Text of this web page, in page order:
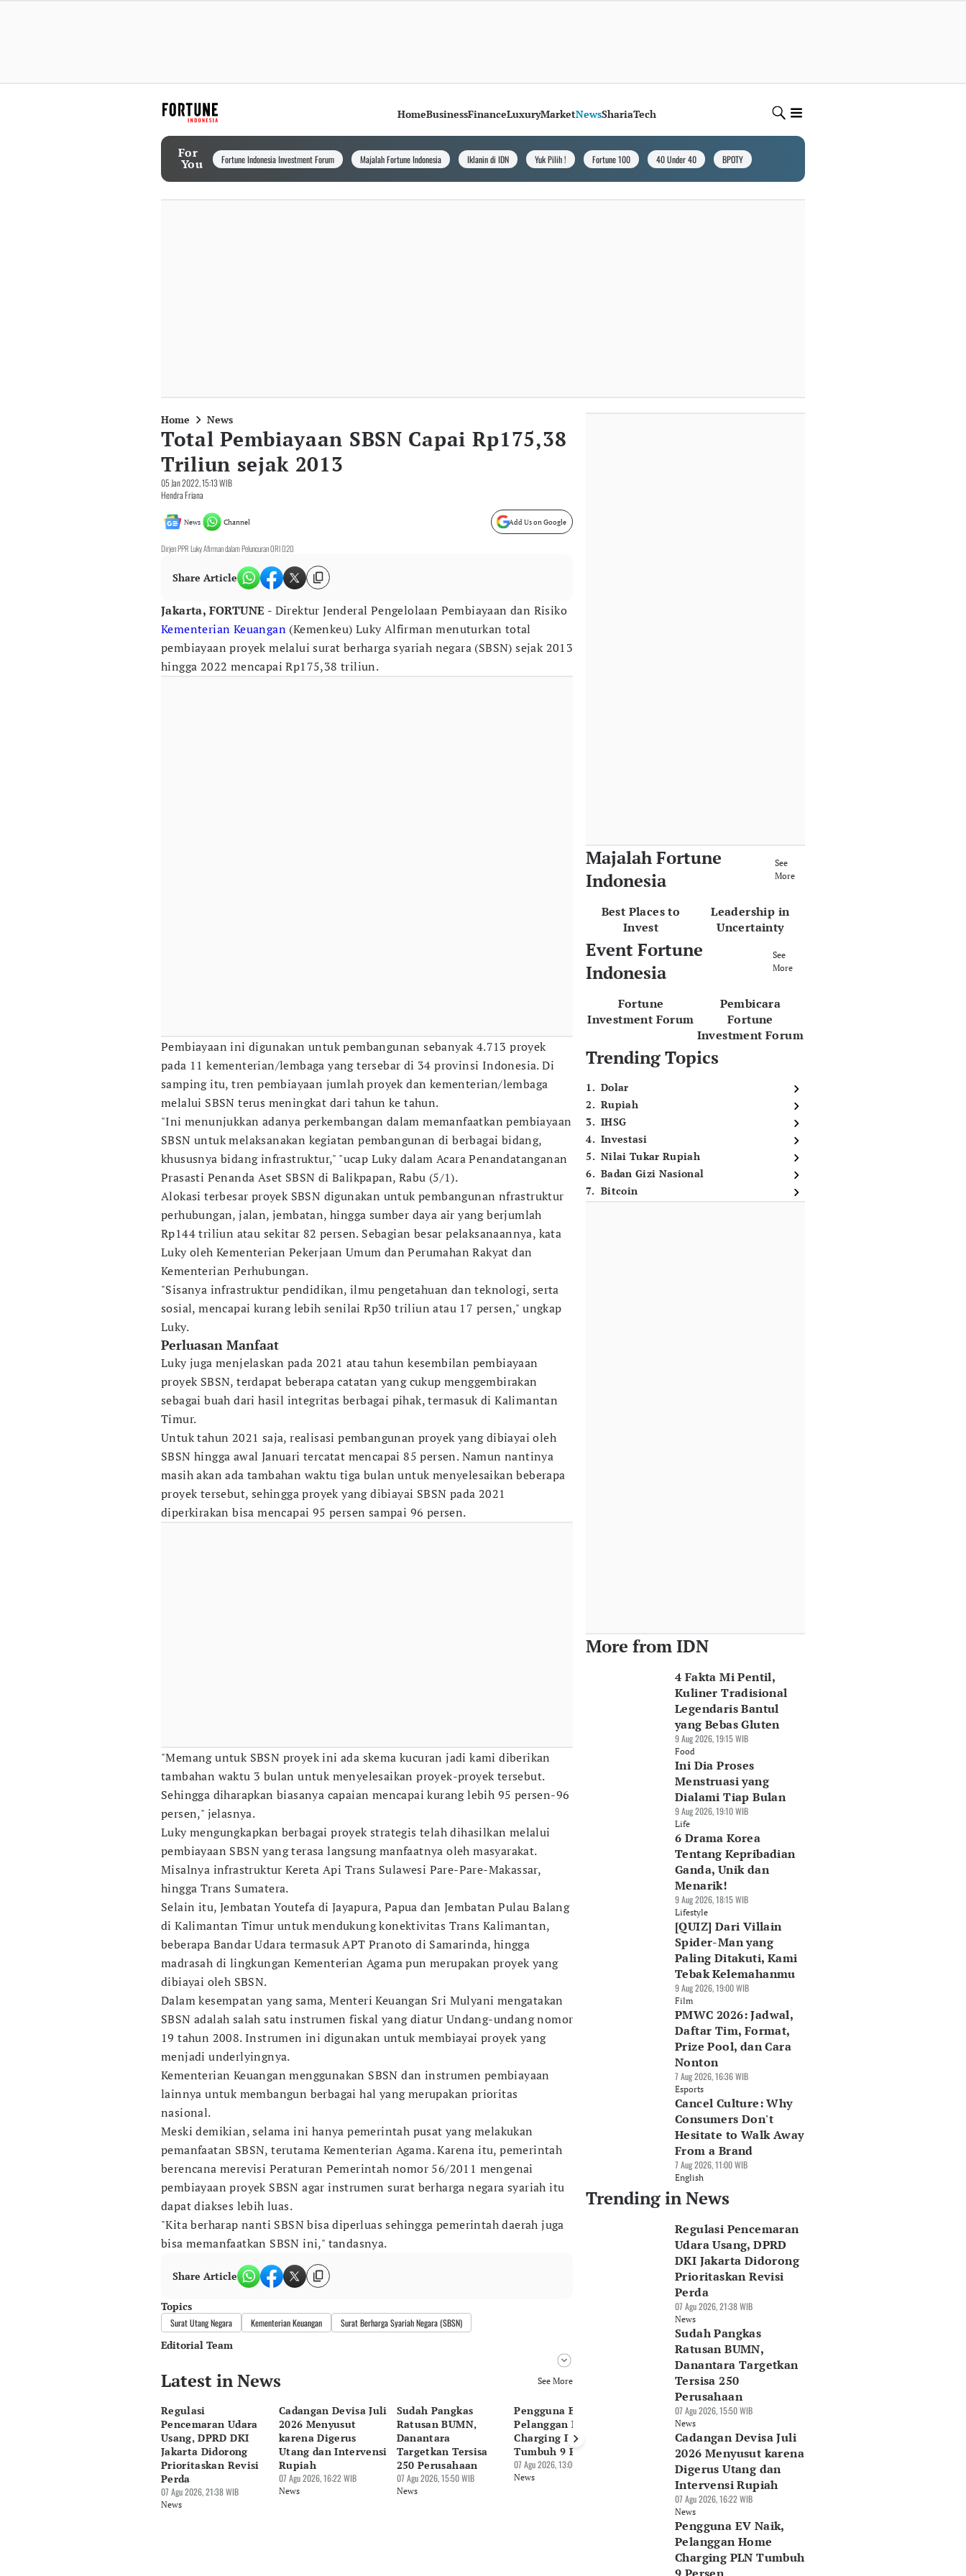
HomeBusinessFinanceLuxuryMarketNewsShariaTech
For
You Fortune Indonesia Investment Forum Majalah Fortune Indonesia Iklanin di IDN Yuk Pilih ! Fortune 100 40 Under 40 BPOTY
Home News
Total Pembiayaan SBSN Capai Rp175,38
Triliun sejak 2013
05 Jan 2022, 15:13 WIB
Hendra Friana
News Channel Add Us on Google
Dirjen PPR Luky Afirman dalam Peluncuran ORI 020
Share Article
Jakarta, FORTUNE - Direktur Jenderal Pengelolaan Pembiayaan dan Risiko
Kementerian Keuangan (Kemenkeu) Luky Alfirman menuturkan total
pembiayaan proyek melalui surat berharga syariah negara (SBSN) sejak 2013
hingga 2022 mencapai Rp175,38 triliun.
Pembiayaan ini digunakan untuk pembangunan sebanyak 4.713 proyek
pada 11 kementerian/lembaga yang tersebar di 34 provinsi Indonesia. Di
samping itu, tren pembiayaan jumlah proyek dan kementerian/lembaga
melalui SBSN terus meningkat dari tahun ke tahun.
"Ini menunjukkan adanya perkembangan dalam memanfaatkan pembiayaan
SBSN untuk melaksanakan kegiatan pembangunan di berbagai bidang,
khususnya bidang infrastruktur," "ucap Luky dalam Acara Penandatanganan
Prasasti Penanda Aset SBSN di Balikpapan, Rabu (5/1).
Alokasi terbesar proyek SBSN digunakan untuk pembangunan nfrastruktur
perhubungan, jalan, jembatan, hingga sumber daya air yang berjumlah
Rp144 triliun atau sekitar 82 persen. Sebagian besar pelaksanaannya, kata
Luky oleh Kementerian Pekerjaan Umum dan Perumahan Rakyat dan
Kementerian Perhubungan.
"Sisanya infrastruktur pendidikan, ilmu pengetahuan dan teknologi, serta
sosial, mencapai kurang lebih senilai Rp30 triliun atau 17 persen," ungkap
Luky.
Perluasan Manfaat
Luky juga menjelaskan pada 2021 atau tahun kesembilan pembiayaan
proyek SBSN, terdapat beberapa catatan yang cukup menggembirakan
sebagai buah dari hasil integritas berbagai pihak, termasuk di Kalimantan
Timur.
Untuk tahun 2021 saja, realisasi pembangunan proyek yang dibiayai oleh
SBSN hingga awal Januari tercatat mencapai 85 persen. Namun nantinya
masih akan ada tambahan waktu tiga bulan untuk menyelesaikan beberapa
proyek tersebut, sehingga proyek yang dibiayai SBSN pada 2021
diperkirakan bisa mencapai 95 persen sampai 96 persen.
"Memang untuk SBSN proyek ini ada skema kucuran jadi kami diberikan
tambahan waktu 3 bulan untuk menyelesaikan proyek-proyek tersebut.
Sehingga diharapkan biasanya capaian mencapai kurang lebih 95 persen-96
persen," jelasnya.
Luky mengungkapkan berbagai proyek strategis telah dihasilkan melalui
pembiayaan SBSN yang terasa langsung manfaatnya oleh masyarakat.
Misalnya infrastruktur Kereta Api Trans Sulawesi Pare-Pare-Makassar,
hingga Trans Sumatera.
Selain itu, Jembatan Youtefa di Jayapura, Papua dan Jembatan Pulau Balang
di Kalimantan Timur untuk mendukung konektivitas Trans Kalimantan,
beberapa Bandar Udara termasuk APT Pranoto di Samarinda, hingga
madrasah di lingkungan Kementerian Agama pun merupakan proyek yang
dibiayai oleh SBSN.
Dalam kesempatan yang sama, Menteri Keuangan Sri Mulyani mengatakan
SBSN adalah salah satu instrumen fiskal yang diatur Undang-undang nomor
19 tahun 2008. Instrumen ini digunakan untuk membiayai proyek yang
menjadi underlyingnya.
Kementerian Keuangan menggunakan SBSN dan instrumen pembiayaan
lainnya untuk membangun berbagai hal yang merupakan prioritas
nasional.
Meski demikian, selama ini hanya pemerintah pusat yang melakukan
pemanfaatan SBSN, terutama Kementerian Agama. Karena itu, pemerintah
berencana merevisi Peraturan Pemerintah nomor 56/2011 mengenai
pembiayaan proyek SBSN agar instrumen surat berharga negara syariah itu
dapat diakses lebih luas.
"Kita berharap nanti SBSN bisa diperluas sehingga pemerintah daerah juga
bisa memanfaatkan SBSN ini," tandasnya.
Share Article
Topics
Surat Utang Negara Kementerian Keuangan Surat Berharga Syariah Negara (SBSN)
Editorial Team
Editor
Pingit Aria
Editor
Hendra Friana
Latest in News See More
Regulasi
Pencemaran Udara
Usang, DPRD DKI
Jakarta Didorong
Prioritaskan Revisi
Perda
07 Agu 2026, 21:38 WIB
News
Cadangan Devisa Juli
2026 Menyusut
karena Digerus
Utang dan Intervensi
Rupiah
07 Agu 2026, 16:22 WIB
News
Sudah Pangkas
Ratusan BUMN,
Danantara
Targetkan Tersisa
250 Perusahaan
07 Agu 2026, 15:50 WIB
News
Pengguna EV Naik,
Pelanggan Home
Charging PLN
Tumbuh 9 Persen
07 Agu 2026, 13:06 WIB
News
Pasar Alas Kaki RI
Berpotensi Rp290
Triliun, Industri
Minta Deregulasi
07 Agu 2026, 10:41 WIB
DJP Tunda
Commerce, Pajak
Seller Batal
Dipotong
07 Agu 2026, 07:58 WIB
News
Majalah Fortune
Indonesia
See
More
Best Places to
Invest
Leadership in
Uncertainty
Event Fortune
Indonesia
See
More
Fortune
Investment Forum
Pembicara
Fortune
Investment Forum
Trending Topics
1. Dolar
2. Rupiah
3. IHSG
4. Investasi
5. Nilai Tukar Rupiah
6. Badan Gizi Nasional
7. Bitcoin
More from IDN
4 Fakta Mi Pentil,
Kuliner Tradisional
Legendaris Bantul
yang Bebas Gluten
9 Aug 2026, 19:15 WIB
Food
Ini Dia Proses
Menstruasi yang
Dialami Tiap Bulan
9 Aug 2026, 19:10 WIB
Life
6 Drama Korea
Tentang Kepribadian
Ganda, Unik dan
Menarik!
9 Aug 2026, 18:15 WIB
Lifestyle
[QUIZ] Dari Villain
Spider-Man yang
Paling Ditakuti, Kami
Tebak Kelemahanmu
9 Aug 2026, 19:00 WIB
Film
PMWC 2026: Jadwal,
Daftar Tim, Format,
Prize Pool, dan Cara
Nonton
7 Aug 2026, 16:36 WIB
Esports
Cancel Culture: Why
Consumers Don't
Hesitate to Walk Away
From a Brand
7 Aug 2026, 11:00 WIB
English
Trending in News
Regulasi Pencemaran
Udara Usang, DPRD
DKI Jakarta Didorong
Prioritaskan Revisi
Perda
07 Agu 2026, 21:38 WIB
News
Sudah Pangkas
Ratusan BUMN,
Danantara Targetkan
Tersisa 250
Perusahaan
07 Agu 2026, 15:50 WIB
News
Cadangan Devisa Juli
2026 Menyusut karena
Digerus Utang dan
Intervensi Rupiah
07 Agu 2026, 16:22 WIB
News
Pengguna EV Naik,
Pelanggan Home
Charging PLN Tumbuh